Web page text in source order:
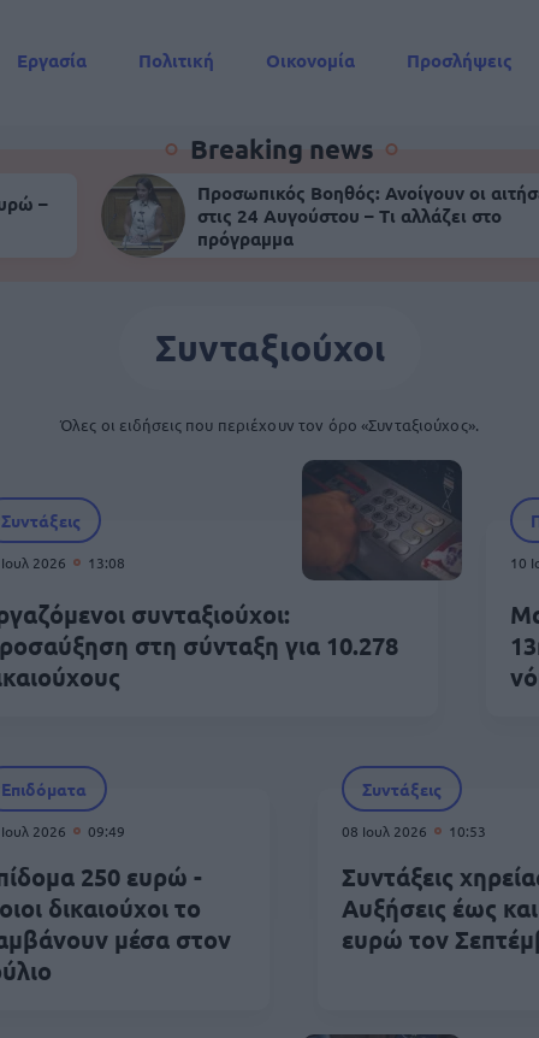
Εργασία Πολιτική Οικονομία Προσλήψεις
Breaking news
–
Προσωπικός Βοηθός: Ανοίγουν οι
στις 24 Αυγούστου – Τι αλλάζει στο
πρόγραμμα
Συνταξιούχοι
Όλες οι ειδήσεις που περιέχουν τον όρο «Συνταξιούχος».
Συντάξεις
2026 13:08
συνταξιούχοι:
στη σύνταξη για 10.278
10
Επιδόματα
2026 09:49
250 ευρώ -
δικαιούχοι το
μέσα στον
Συντάξεις
08 Ιουλ 2026 10:53
Συντάξεις
Αυξήσεις έως
ευρώ τον